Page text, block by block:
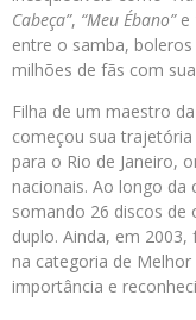
Cabeça”, “Meu Ébano”e
entre o samba,
milhões de fãs com
Filha de um maestro
começou sua
para o Rio de Janeiro,
nacionais. Ao longo da
somando 26 discos de
duplo. Ainda, em
na categoria de
importância e